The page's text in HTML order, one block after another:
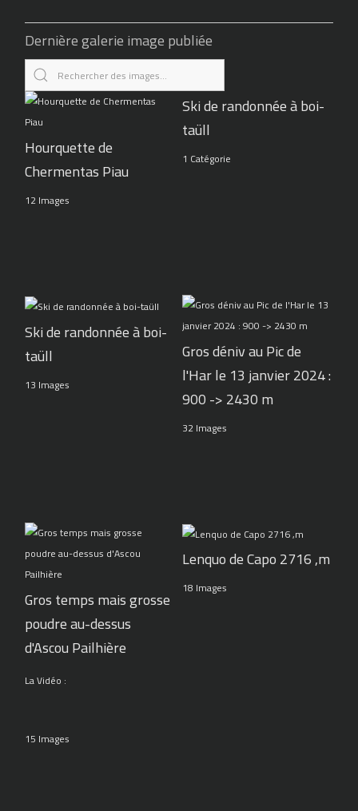
Dernière galerie image publiée
Hourquette de
Chermentas Piau
12 Images
Ski de randonnée à boi-
taüll
1 Catégorie
Ski de randonnée à boi-
taüll
13 Images
Gros déniv au Pic de
l'Har le 13 janvier 2024 :
900 -> 2430 m
32 Images
Gros temps mais grosse
poudre au-dessus
d'Ascou Pailhière
La Vidéo :
15 Images
Lenquo de Capo 2716 ,m
18 Images